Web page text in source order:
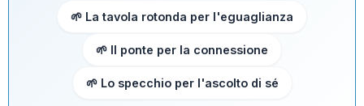
🌱 La tavola rotonda per l'eguaglianza
🌱 Il ponte per la connessione
🌱 Lo specchio per l'ascolto di sé